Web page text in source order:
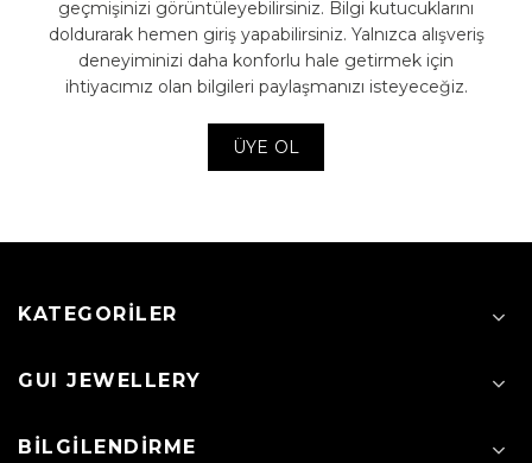
geçmişinizi görüntüleyebilirsiniz. Bilgi kutucuklarını
doldurarak hemen giriş yapabilirsiniz. Yalnızca alışveriş
deneyiminizi daha konforlu hale getirmek için
ihtiyacımız olan bilgileri paylaşmanızı isteyeceğiz.
ÜYE OL
KATEGORILER
GUI JEWELLERY
BILGILENDIRME